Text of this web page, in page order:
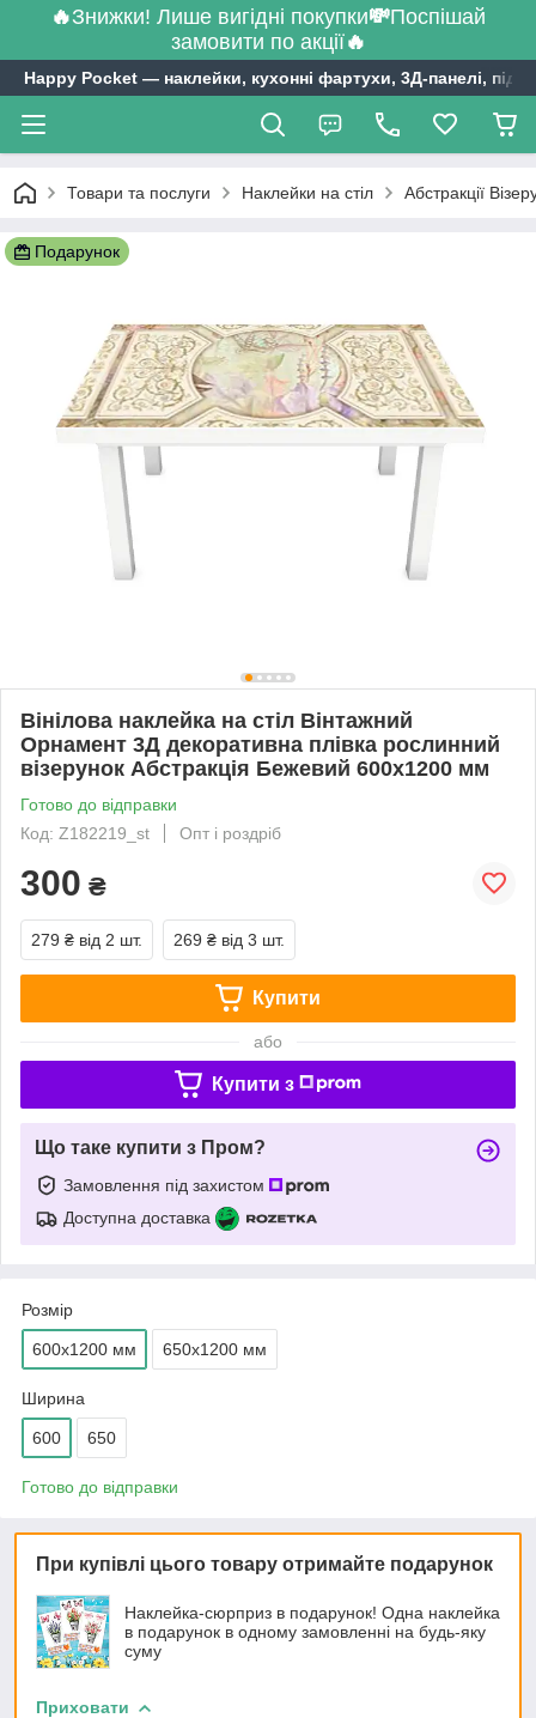
🔥Знижки! Лише вигідні покупки💸Поспішай
замовити по акції🔥
Happy Pocket ― наклейки, кухонні фартухи, 3Д-панелі,
Товари та послуги Наклейки на стіл Абстракції
Подарунок
Вінілова наклейка на стіл Вінтажний
Орнамент 3Д декоративна плівка рослинний
візерунок Абстракція Бежевий 600х1200 мм
Готово до відправки
Код: Z182219_st
Опт і роздріб
300 ₴
279 ₴ від 2 шт. 269 ₴ від 3 шт.
Купити
або
Купити з
Що таке купити з Пром?
Замовлення під захистом
Доступна доставка
Розмір
600х1200 мм 650х1200 мм
Ширина
600 650
Готово до відправки
При купівлі цього товару отримайте подарунок
Наклейка-сюрприз в подарунок! Одна наклейка
в подарунок в одному замовленні на будь-яку
суму
Приховати